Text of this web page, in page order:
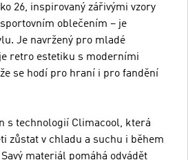
26, inspirovaný zářivými vzory
oblečením – je
Je navržený pro mladé
retro estetiku s moderními
se hodí pro hraní i pro fandění
s technologií Climacool, která
zůstat v chladu a suchu i během
materiál pomáhá odvádět